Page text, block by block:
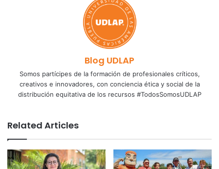
Blog UDLAP
Somos partícipes de la formación de profesionales críticos,
creativos e innovadores, con conciencia ética y social de la
distribución equitativa de los recursos #TodosSomosUDLAP
Related Articles